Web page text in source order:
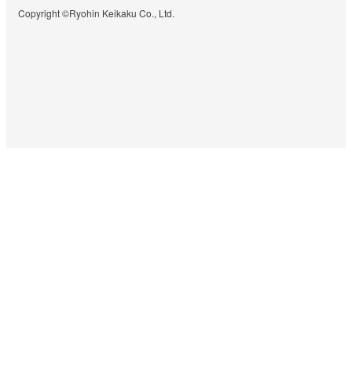
Copyright ©Ryohin Keikaku Co., Ltd.